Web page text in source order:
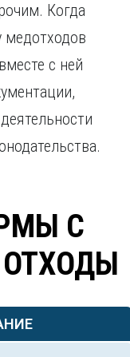
Когда
медотходов
с ней
С